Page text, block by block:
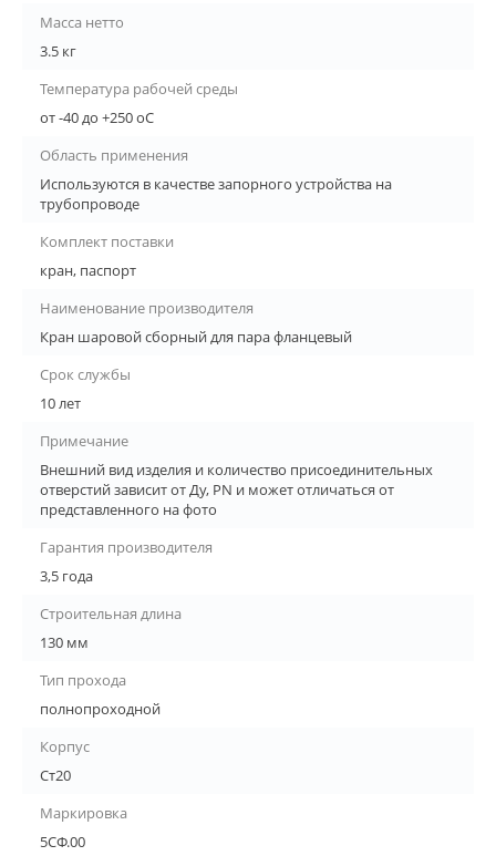
Масса нетто
3.5 кг
Температура рабочей среды
от -40 до +250 oC
Область применения
Используются в качестве запорного устройства на
трубопроводе
Комплект поставки
кран, паспорт
Наименование производителя
Кран шаровой сборный для пара фланцевый
Срок службы
10 лет
Примечание
Внешний вид изделия и количество присоединительных
отверстий зависит от Ду, PN и может отличаться от
представленного на фото
Гарантия производителя
3,5 года
Строительная длина
130 мм
Тип прохода
полнопроходной
Корпус
Ст20
Маркировка
5СФ.00